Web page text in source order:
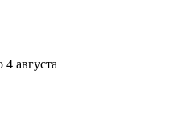
4 августа